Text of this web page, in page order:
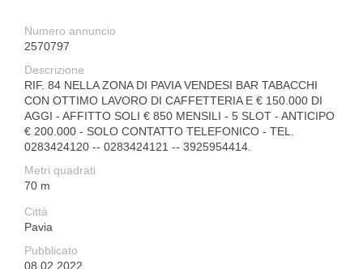
Numero annuncio
2570797
Descrizione
RIF. 84 NELLA ZONA DI PAVIA VENDESI BAR TABACCHI
CON OTTIMO LAVORO DI CAFFETTERIA E € 150.000 DI
AGGI - AFFITTO SOLI € 850 MENSILI - 5 SLOT - ANTICIPO
€ 200.000 - SOLO CONTATTO TELEFONICO - TEL.
0283424120 -- 0283424121 -- 3925954414.
Metri quadrati
70 m
Città
Pavia
Pubblicato
08.02.2022